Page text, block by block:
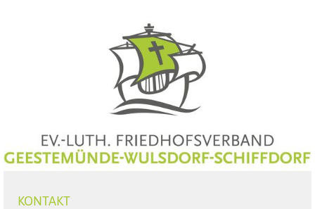
KONTAKT